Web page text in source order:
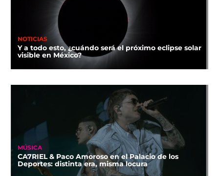
NOTICIAS
Y a todo esto, ¿cuándo será el próximo eclipse solar
visible en México?
MÚSICA
CA7RIEL & Paco Amoroso en el Palacio de los
Deportes: distinta era, misma locura